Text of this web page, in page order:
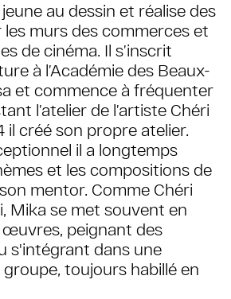
au dessin et réalise des
murs des commerces et
de cinéma. Il s’inscrit
à l’Académie des Beaux-
et commence à fréquenter
l’atelier de l’artiste Chéri
il créé son propre atelier.
il a longtemps
et les compositions de
mentor. Comme Chéri
Mika se met souvent en
œuvres, peignant des
s'intégrant dans une
toujours habillé en